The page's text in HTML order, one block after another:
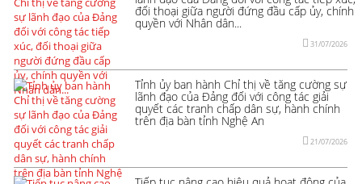
đối thoại giữa người đứng đầu cấp ủy, chính
quyền với Nhân dân...
31/07/2026
Tỉnh ủy ban hành Chỉ thị về tăng cường sự
lãnh đạo của Đảng đối với công tác giải
quyết các tranh chấp dân sự, hành chính
trên địa bàn tỉnh Nghệ An
21/07/2026